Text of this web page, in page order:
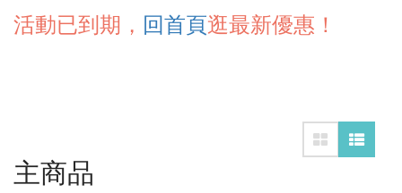
活動已到期， 回首頁逛最新優惠！
主商品